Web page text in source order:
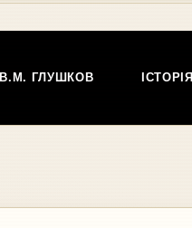
В.М. ГЛУШКОВ ІСТОРІЯ